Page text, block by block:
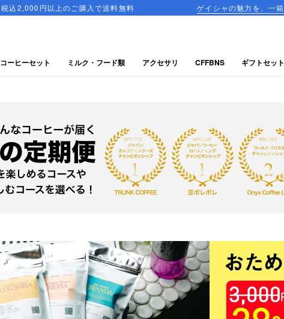
ゲイシャの魅力を、一箱に詰め込んだ飲み比べセットが登場！
コーヒーセット ミルク・フード類 アクセサリ CFFBNS ギフトセット